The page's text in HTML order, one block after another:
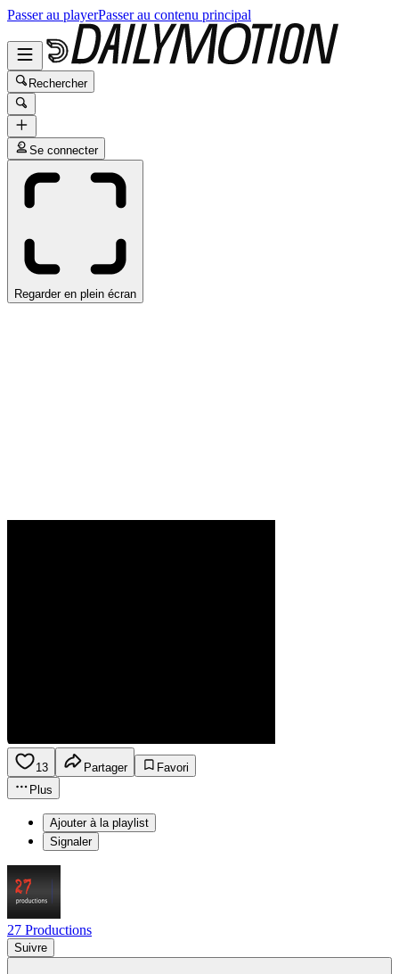
Passer au playerPasser au contenu principal
Rechercher
Se connecter
Regarder en plein écran
13 Partager
Favori
Plus
Ajouter à la playlist
Signaler
27 Productions
Suivre